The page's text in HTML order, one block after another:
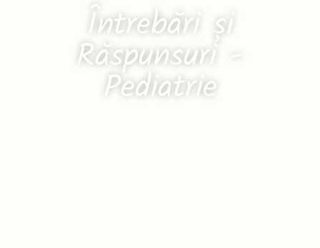
Întrebări și
Răspunsuri -
Pediatrie